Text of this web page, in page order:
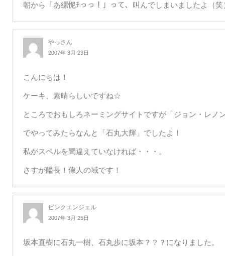
朝から「あ縲怩ﾁっっ！」って、叫んでしまいましたよ（笑
やっさん
2007年 3月 23日
こんにちは！
ケーキ、素晴らしいですね☆
ところでおもしろネーミングサイトですが「ジョン・レノ
でやってみたらなんと「石丸大輝」でしたよ！
私がスペルを間違えていなければ・・・。
さすが艦長！偉人の域です！
ピンクエンジェル
2007年 3月 25日
坂本直樹に石丸一樹、石丸歩に坂本？？？になりました。